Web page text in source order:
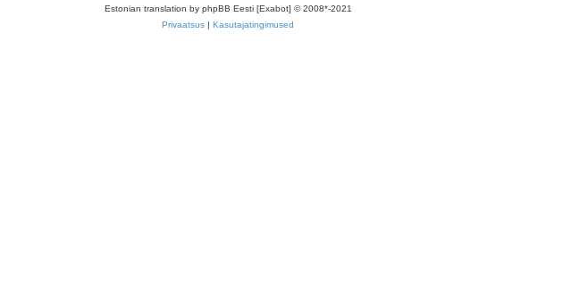
Estonian translation by phpBB Eesti [Exabot] © 2008*-2021
Privaatsus | Kasutajatingimused